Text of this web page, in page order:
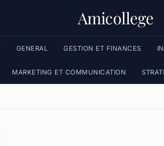
Amicollege
GENERAL GESTION ET FINANCES
MARKETING ET COMMUNICATION